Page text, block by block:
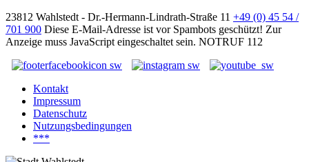
23812 Wahlstedt - Dr.-Hermann-Lindrath-Straße 11 +49 (0) 45 54 /
701 900 Diese E-Mail-Adresse ist vor Spambots geschützt! Zur
Anzeige muss JavaScript eingeschaltet sein. NOTRUF 112
Kontakt
Impressum
Datenschutz
Nutzungsbedingungen
***